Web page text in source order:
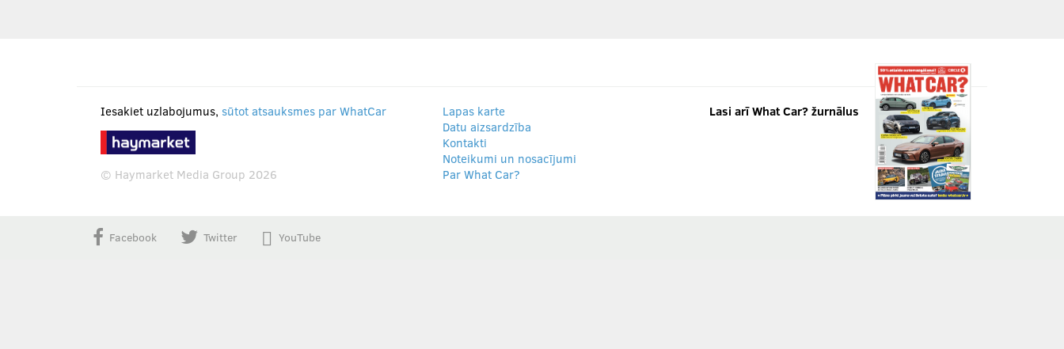
Iesakiet uzlabojumus, sūtot atsauksmes par WhatCar
© Haymarket Media Group 2026
Lapas karte
Datu aizsardzība
Kontakti
Noteikumi un nosacījumi
Par What Car?
Lasi arī What Car? žurnālus
Facebook Twitter YouTube